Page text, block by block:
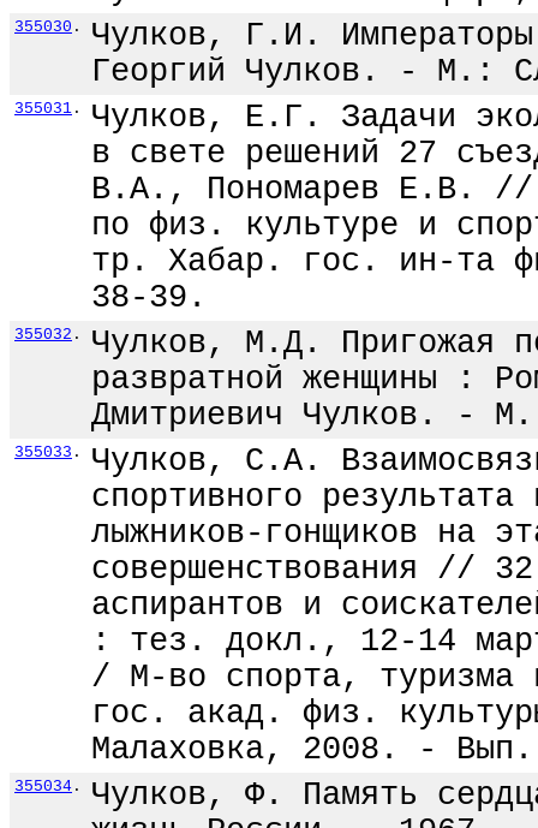
355030 .
Чулков, Г.И.
Георгий Чулков. - М.:
355031 .
Чулков, Е.Г. Задачи
в свете решений 27
В.А., Пономарев Е.В. //
по физ. культуре и
тр. Хабар. гос. ин-та
38-39.
355032 .
Чулков, М.Д. Пригожая
развратной женщины :
Дмитриевич Чулков. -
355033 .
Чулков, С.А.
спортивного
лыжников-гонщиков на
совершенствования //
аспирантов и
: тез. докл., 12-14
/ М-во спорта, туризма
гос. акад. физ.
Малаховка, 2008. -
355034 .
Чулков, Ф. Память